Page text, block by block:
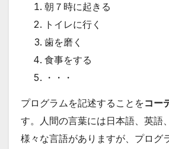
朝７時に起きる
トイレに行く
歯を磨く
食事をする
・・・
プログラムを記述することをコー
す。人間の言葉には日本語、英語
様々な言語がありますが、プログ